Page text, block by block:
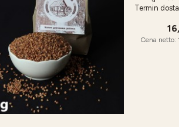
Termin
Cena netto: